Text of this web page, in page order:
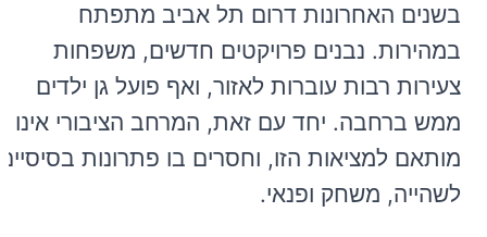
בשנים האחרונות דרום תל אביב מתפתח
במהירות. נבנים פרויקטים חדשים, משפחות
צעירות רבות עוברות לאזור, ואף פועל גן ילדים
ממש ברחבה. יחד עם זאת, המרחב הציבורי אינו
מותאם למציאות הזו, וחסרים בו פתרונות בסיסיים
לשהייה, משחק ופנאי.